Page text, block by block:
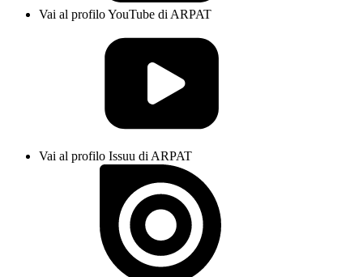
Vai al profilo YouTube di ARPAT
Vai al profilo Issuu di ARPAT